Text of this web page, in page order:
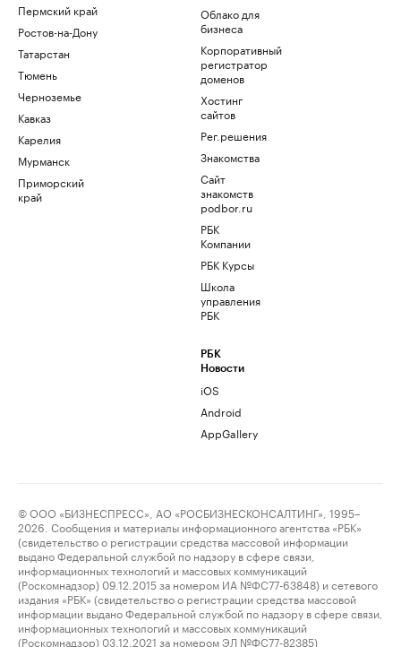
Пермский край
Ростов-на-Дону
Татарстан
Тюмень
Черноземье
Кавказ
Карелия
Мурманск
Приморский
край
Облако для
бизнеса
Корпоративный
регистратор
доменов
Хостинг
сайтов
Рег.решения
Знакомства
Сайт
знакомств
podbor.ru
РБК
Компании
РБК Курсы
Школа
управления
РБК
РБК
Новости
iOS
Android
AppGallery
© ООО «БИЗНЕСПРЕСС», АО «РОСБИЗНЕСКОНСАЛТИНГ», 1995–
2026. Сообщения и материалы информационного агентства «РБК»
(свидетельство о регистрации средства массовой информации
выдано Федеральной службой по надзору в сфере связи,
информационных технологий и массовых коммуникаций
(Роскомнадзор) 09.12.2015 за номером ИА №ФС77-63848) и сетевого
издания «РБК» (свидетельство о регистрации средства массовой
информации выдано Федеральной службой по надзору в сфере связи,
информационных технологий и массовых коммуникаций
(Роскомнадзор) 03.12.2021 за номером ЭЛ №ФС77-82385)